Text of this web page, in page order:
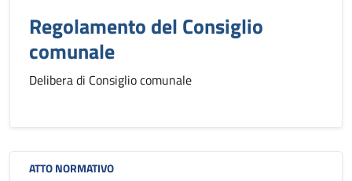
Regolamento del Consiglio
comunale
Delibera di Consiglio comunale
ATTO NORMATIVO